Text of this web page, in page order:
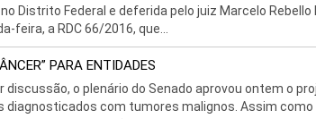
Distrito Federal e deferida pelo juiz Marcelo Rebello
feira, a RDC 66/2016, que...
PARA ENTIDADES
o plenário do Senado aprovou ontem o
com tumores malignos. Assim como